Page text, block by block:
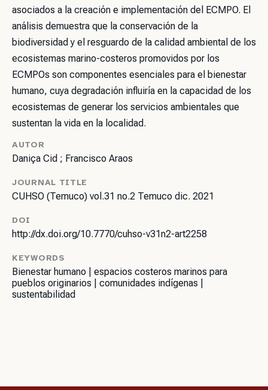
asociados a la creación e implementación del ECMPO. El
análisis demuestra que la conservación de la
biodiversidad y el resguardo de la calidad ambiental de los
ecosistemas marino-costeros promovidos por los
ECMPOs son componentes esenciales para el bienestar
humano, cuya degradación influiría en la capacidad de los
ecosistemas de generar los servicios ambientales que
sustentan la vida en la localidad.
AUTOR
Daniça Cid ; Francisco Araos
JOURNAL TITLE
CUHSO (Temuco) vol.31 no.2 Temuco dic. 2021
DOI
http://dx.doi.org/10.7770/cuhso-v31n2-art2258
KEYWORDS
Bienestar humano | espacios costeros marinos para
pueblos originarios | comunidades indígenas |
sustentabilidad